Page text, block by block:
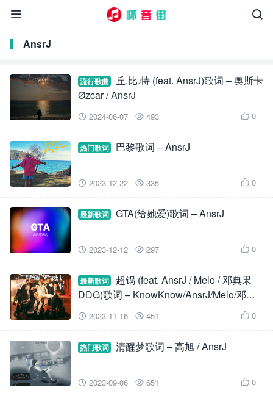


AnsrJ
流行歌曲
丘.比.特 (feat. AnsrJ)歌词 – 奥斯卡
Øzcar / AnsrJ
 2024-06-07  493  0
热门歌词 巴黎歌词 – AnsrJ
 2023-12-22  335  0
最新歌词 GTA(给她爱)歌词 – AnsrJ
 2023-12-12  297  0
最新歌词
超锅 (feat. AnsrJ / Melo / 邓典果
DDG)歌词 – KnowKnow/AnsrJ/Melo/邓典
果DDG
 2023-11-16  451  0
热门歌词 清醒梦歌词 – 高旭 / AnsrJ
 2023-09-06  651  0